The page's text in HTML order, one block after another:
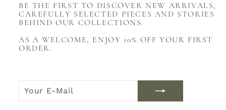
BE THE FIRST TO DISCOVER NEW ARRIVALS,
CAREFULLY SELECTED PIECES AND STORIES
BEHIND OUR COLLECTIONS.
AS A WELCOME, ENJOY 10% OFF YOUR FIRST
ORDER.
E-
MAIL
NOW